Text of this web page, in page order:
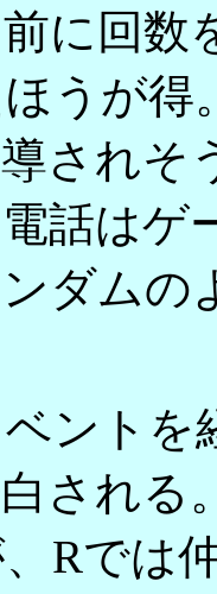
に回数
うが得
されそ
話はゲ
ンダムの
ントを
される
Rでは